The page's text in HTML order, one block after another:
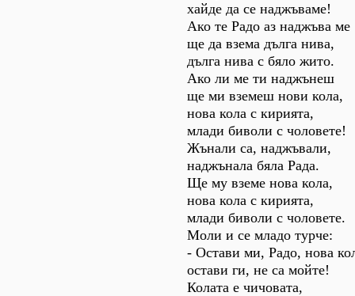
хайде да се наджъваме!
Ако те Радо аз наджъва ме
ще да взема дълга нива,
дълга нива с бяло жито.
Ако ли ме ти наджънеш
ще ми вземеш нови кола,
нова кола с кирията,
млади биволи с чоловете!
Жънали са, наджъвали,
наджънала бяла Рада.
Ще му вземе нова кола,
нова кола с кирията,
млади биволи с чоловете.
Моли и се младо турче:
- Остави ми, Радо, нова
остави ги, не са мойте!
Колата е чичовата,